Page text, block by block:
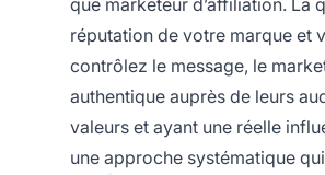
réputation de votre marque et
contrôlez le message, le
authentique auprès de leurs
valeurs et ayant une réelle
une approche systématique